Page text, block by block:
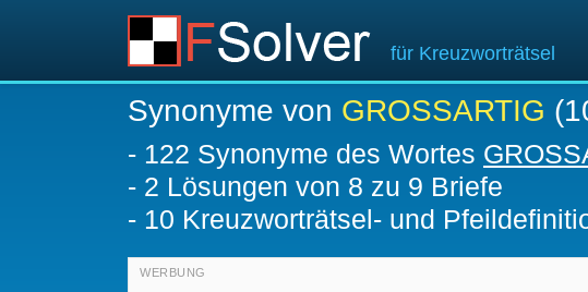
für Kreuzworträtsel
Synonyme von GROSSARTIG
- 122 Synonyme des Wortes
- 2 Lösungen von 8 zu 9 Briefe
- 10 Kreuzworträtsel- und